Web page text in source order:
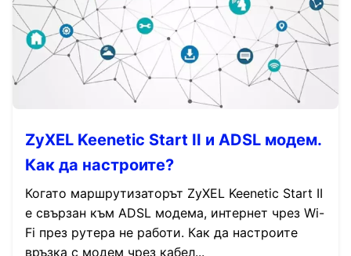
ZyXEL Keenetic Start II и ADSL модем.
Как да настроите?
Когато маршрутизаторът ZyXEL Keenetic Start II
е свързан към ADSL модема, интернет чрез Wi-
Fi през рутера не работи. Как да настроите
връзка с модем чрез кабел...